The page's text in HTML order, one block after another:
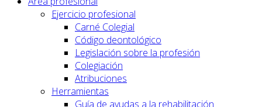
Ejercicio profesional
Carné Colegial
Código deontológico
Legislación sobre la profesión
Colegiación
Atribuciones
Herramientas
Guía de ayudas a la rehabilitación